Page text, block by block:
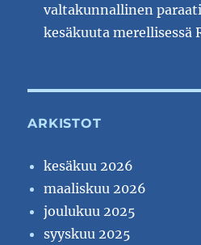
valtakunnallinen
kesäkuuta merellisessä
ARKISTOT
kesäkuu 2026
maaliskuu 2026
joulukuu 2025
syyskuu 2025